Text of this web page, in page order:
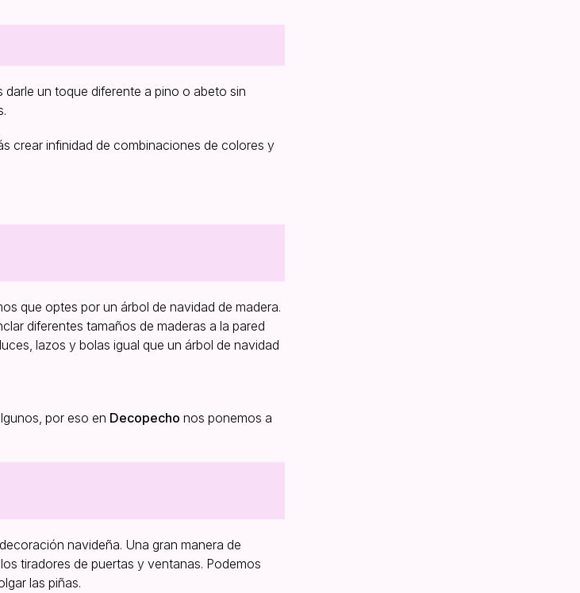
un toque diferente a pino o abeto sin
crear infinidad de combinaciones de colores y
que optes por un árbol de navidad de madera.
diferentes tamaños de maderas a la pared
lazos y bolas igual que un árbol de navidad
por eso en Decopecho nos ponemos a
navideña. Una gran manera de
tiradores de puertas y ventanas. Podemos
las piñas.